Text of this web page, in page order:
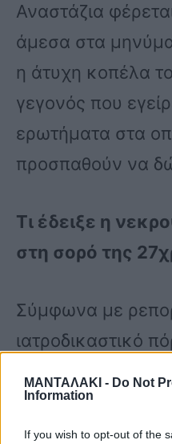
ΜΑΝΤΑΛΑΚΙ - Do Not
Information
If you wish to opt-out of the
Αναστάζια
άμεσα στα
η άτυχη κοπέλα
γεγονός που
ερωτήματα στα
προσπαθούν να
Τι έδειξε η
στη σορό της
Σύμφωνα με
ιατροδικαστικό
εκδόθηκε και
ανακριτικές και